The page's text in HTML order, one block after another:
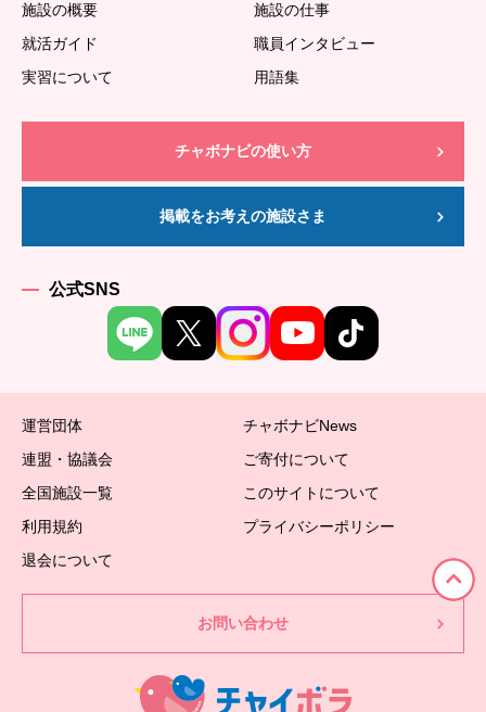
施設の概要
施設の仕事
就活ガイド
職員インタビュー
実習について
用語集
チャボナビの使い方
掲載をお考えの施設さま
公式SNS
運営団体
チャボナビNews
連盟・協議会
ご寄付について
全国施設一覧
このサイトについて
利用規約
プライバシーポリシー
退会について
お問い合わせ